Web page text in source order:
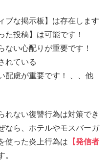
ブな掲示板】は存在します
た投稿】は可能です！
ない心配りが重要です！
れている
配慮が重要です！ 、、他
れない復讐行為は対策でき
なら、ホテルやモスバーガ
使った炎上行為は 【発信者
。